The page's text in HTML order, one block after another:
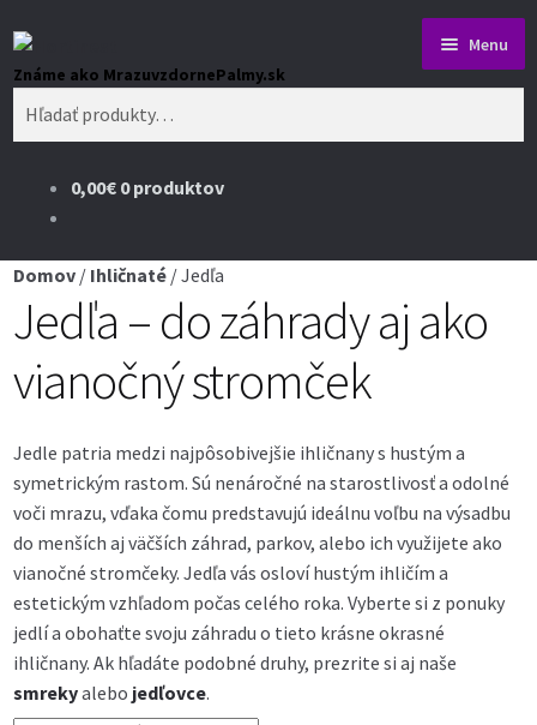
Preskočiť
na
navigáciu
Preskočiť
na
obsah
Menu
Obchod
Platba a dodanie
Ochrana súkromia
O nás
Kontakt
0,00€ 0 produktov
Domov / Ihličnaté /Jedľa
Jedľa – do záhrady aj ako
vianočný stromček
Jedle patria medzi najpôsobivejšie ihličnany s hustým a
symetrickým rastom. Sú nenáročné na starostlivosť a odolné
voči mrazu, vďaka čomu predstavujú ideálnu voľbu na výsadbu
do menších aj väčších záhrad, parkov, alebo ich využijete ako
vianočné stromčeky. Jedľa vás osloví hustým ihličím a
estetickým vzhľadom počas celého roka. Vyberte si z ponuky
jedlí a obohaťte svoju záhradu o tieto krásne okrasné
ihličnany. Ak hľadáte podobné druhy, prezrite si aj naše
smrekyalebo jedľovce.